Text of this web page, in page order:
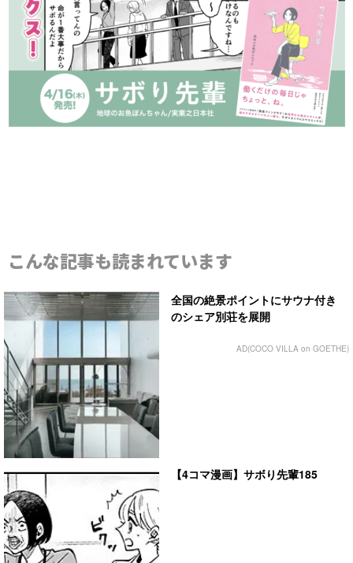
こんな記事も読まれています
全国の絶景ポイントにサウナ付き
のシェア別荘を展開
AD(COCO VILLA on GOETHE)
【4コマ漫画】サボり先輩185